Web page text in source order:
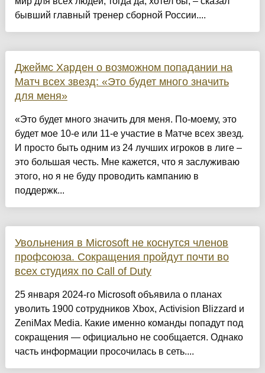
бывший главный тренер сборной России....
Джеймс Харден о возможном попадании на
Матч всех звезд: «Это будет много значить
для меня»
«Это будет много значить для меня. По-моему, это
будет мое 10-е или 11-е участие в Матче всех звезд.
И просто быть одним из 24 лучших игроков в лиге –
это большая честь. Мне кажется, что я заслуживаю
этого, но я не буду проводить кампанию в
поддержк...
Увольнения в Microsoft не коснутся членов
профсоюза. Сокращения пройдут почти во
всех студиях по Call of Duty
25 января 2024-го Microsoft объявила о планах
уволить 1900 сотрудников Xbox, Activision Blizzard и
ZeniMax Media. Какие именно команды попадут под
сокращения — официально не сообщается. Однако
часть информации просочилась в сеть....